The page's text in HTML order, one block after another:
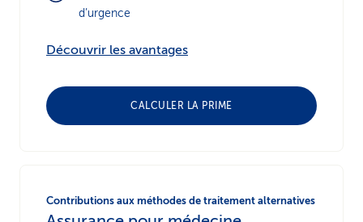
d’urgence
Découvrir les avantages
CALCULER LA PRIME
Contributions aux méthodes de traitement alternatives